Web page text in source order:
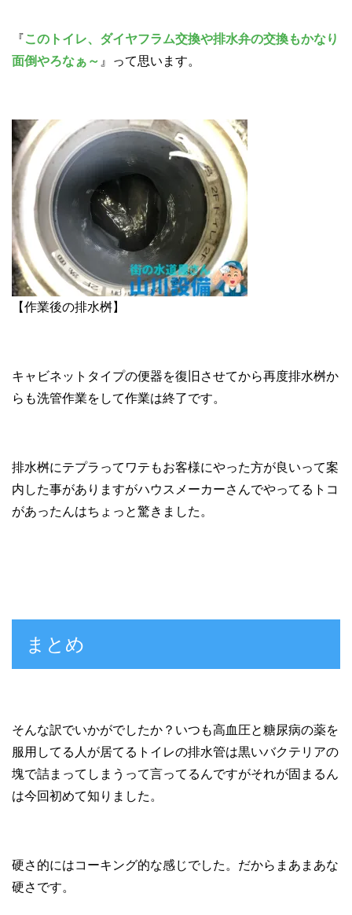
『このトイレ、ダイヤフラム交換や排水弁の交換もかなり
面倒やろなぁ～ 』って思います。
【作業後の排水桝】
キャビネットタイプの便器を復旧させてから再度排水桝か
らも洗管作業をして作業は終了です。
排水桝にテプラってワテもお客様にやった方が良いって案
内した事がありますがハウスメーカーさんでやってるトコ
があったんはちょっと驚きました。
まとめ
そんな訳でいかがでしたか？いつも高血圧と糖尿病の薬を
服用してる人が居てるトイレの排水管は黒いバクテリアの
塊で詰まってしまうって言ってるんですがそれが固まるん
は今回初めて知りました。
硬さ的にはコーキング的な感じでした。だからまあまあな
硬さです。